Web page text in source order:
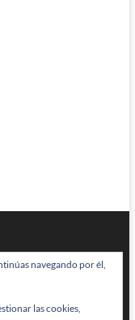
|WordPress| © Todos
navegando por él,
las cookies,